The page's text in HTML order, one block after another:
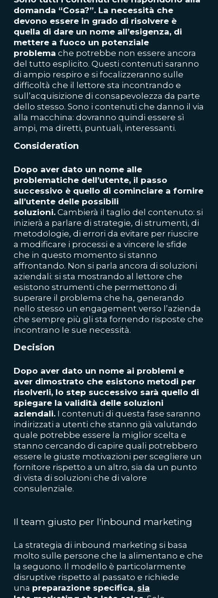
domanda “Cosa?”. La necessità che
devono essere in grado di risolvere è
quella di dare un nome all’esigenza, di
mettere a fuoco un potenziale
problema che potrebbe non essere ancora
del tutto esplicito. Questi contenuti saranno
di ampio respiro e si focalizzeranno sulle
difficoltà che il lettore sta incontrando e
sull’acquisizione di consapevolezza da parte
dello stesso. Sono i contenuti che danno il via
alla macchina: dovranno quindi essere sì
ampi, ma diretti, puntuali, interessanti.
Consideration
Dopo aver dato un nome alle
problematiche dell’utente, il passo
successivo è quello di cominciare a fornire
all’utente delle possibili
soluzioni. Cambierà il taglio del contenuto: si
inizierà a parlare di strategie, di strumenti, di
metodologie, di errori da evitare per riuscire
a modificare i processi e a vincere le sfide
che in questo momento si stanno
affrontando. Non si parla ancora di soluzioni
aziendali: si sta mostrando al lettore che
esistono strumenti che permettono di
superare il problema che ha, generando
nello stesso un engagement verso l’azienda
che sempre più gli sta fornendo risposte che
incontrano le sue necessità.
Decision
Dopo aver dato un nome ai problemi e
aver dimostrato che esistono metodi per
risolverli, lo step successivo sarà quello di
spiegare la validità delle soluzioni
aziendali. I contenuti di questa fase saranno
indirizzati a utenti che stanno già valutando
quale potrebbe essere la miglior scelta e
stanno cercando di capire quali potrebbero
essere le giuste motivazioni per scegliere un
fornitore rispetto a un altro, sia da un punto
di vista di soluzioni che di valore
consulenziale.
Il team giusto per l'inbound marketing
La strategia di inbound marketing si basa
molto sulle persone che la alimentano e che
la seguono. Il modello è particolarmente
disruptive rispetto al passato e richiede
una preparazione specifica, sia